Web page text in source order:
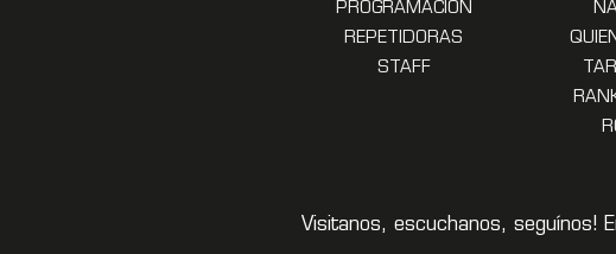
PROGRAMACION
REPETIDORAS
STAFF
Visitanos, escuchanos, seguínos!